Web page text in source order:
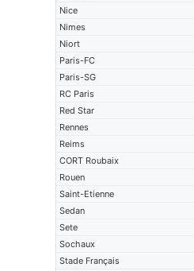
Nice
Nimes
Niort
Paris-FC
Paris-SG
RC Paris
Red Star
Rennes
Reims
CORT Roubaix
Rouen
Saint-Etienne
Sedan
Sete
Sochaux
Stade Français